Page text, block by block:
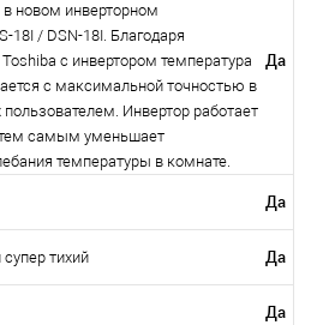
в новом инверторном
18I / DSN-18I. Благодаря
с инвертором температура
с максимальной точностью в
Инвертор работает
тем самым уменьшает
температуры в комнате.
Да
Да
тихий Да
Да